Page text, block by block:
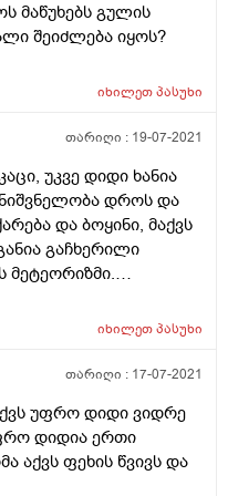
მაწუხებს გულის
შეიძლება იყოს?
იხილეთპასუხი
თარიღი : 19-07-2021
უკვე დიდი ხანია
დროს და
და ბოყინი, მაქვს
გაჩხერილი
მეტეორიზმი.
ეს ყველაფერი
პრობლემა მაქვს.
და პასუხები
იხილეთპასუხი
თარიღი : 17-07-2021
უფრო დიდი ვიდრე
დიდია ერთი
აქვს ფეხის წვივს და